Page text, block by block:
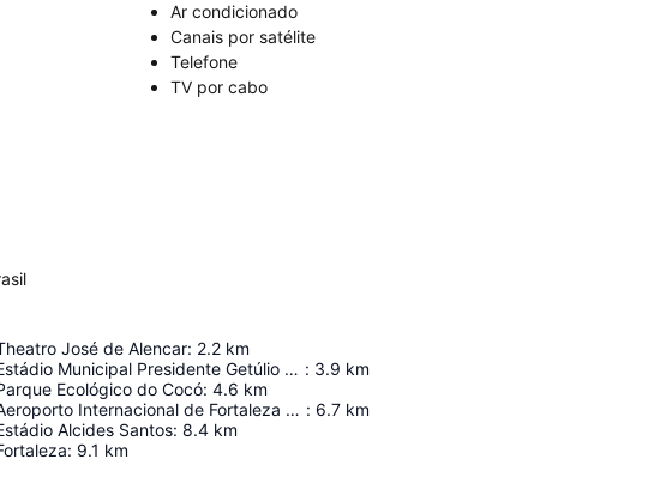
Ar condicionado
Canais por satélite
Telefone
TV por cabo
José de Alencar: 2.2 km
Estádio Municipal Presidente Getúlio Vargas : 3.9 km
Ecológico do Cocó: 4.6 km
Aeroporto Internacional de Fortaleza - Pinto Martins : 6.7 km
Alcides Santos: 8.4 km
: 9.1 km